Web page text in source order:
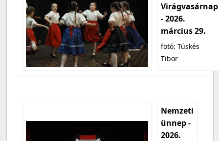
Virágvasárnap
- 2026.
március 29.
fotó: Tüskés
Tibor
Nemzeti
ünnep -
2026.